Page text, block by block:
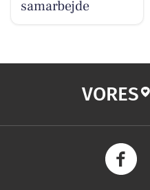
samarbejde
VORES